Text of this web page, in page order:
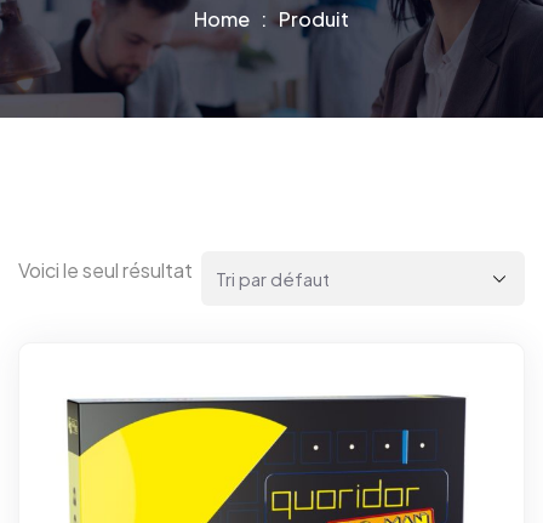
Home Produit
Voici le seul résultat